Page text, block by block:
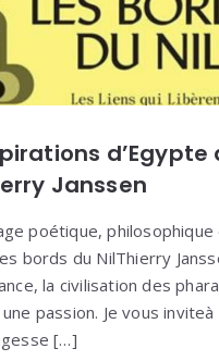
d’Egypte
Janssen
poétique,
bords du NilThierry
la civilisation des
passion. Je vous
[…]